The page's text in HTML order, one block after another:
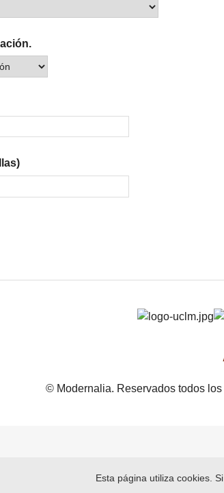
© Modernalia. Reservados todos
Esta página utiliza cookies.